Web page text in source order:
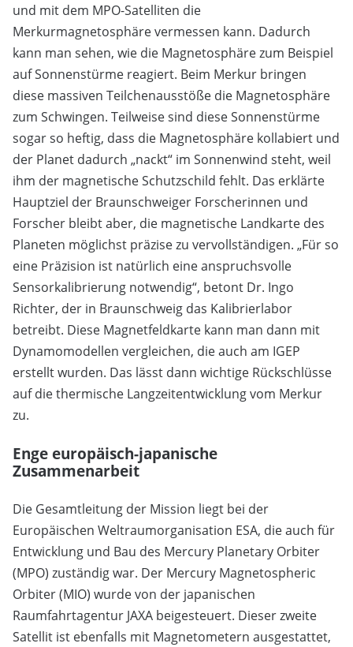
und mit dem MPO-Satelliten die
Merkurmagnetosphäre vermessen kann. Dadurch
kann man sehen, wie die Magnetosphäre zum Beispiel
auf Sonnenstürme reagiert. Beim Merkur bringen
diese massiven Teilchenausstöße die Magnetosphäre
zum Schwingen. Teilweise sind diese Sonnenstürme
sogar so heftig, dass die Magnetosphäre kollabiert und
der Planet dadurch „nackt“ im Sonnenwind steht, weil
ihm der magnetische Schutzschild fehlt. Das erklärte
Hauptziel der Braunschweiger Forscherinnen und
Forscher bleibt aber, die magnetische Landkarte des
Planeten möglichst präzise zu vervollständigen. „Für so
eine Präzision ist natürlich eine anspruchsvolle
Sensorkalibrierung notwendig“, betont Dr. Ingo
Richter, der in Braunschweig das Kalibrierlabor
betreibt. Diese Magnetfeldkarte kann man dann mit
Dynamomodellen vergleichen, die auch am IGEP
erstellt wurden. Das lässt dann wichtige Rückschlüsse
auf die thermische Langzeitentwicklung vom Merkur
zu.
Enge europäisch-japanische
Zusammenarbeit
Die Gesamtleitung der Mission liegt bei der
Europäischen Weltraumorganisation ESA, die auch für
Entwicklung und Bau des Mercury Planetary Orbiter
(MPO) zuständig war. Der Mercury Magnetospheric
Orbiter (MIO) wurde von der japanischen
Raumfahrtagentur JAXA beigesteuert. Dieser zweite
Satellit ist ebenfalls mit Magnetometern ausgestattet,